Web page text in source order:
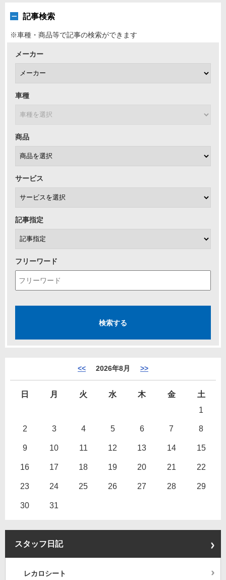
記事検索
※車種・商品等で記事の検索ができます
メーカー
車種
商品
サービス
記事指定
フリーワード
<< 2026年8月 >>
日 月 火 水 木 金
土
1
2 3 4 5 6 7 8
9 10 11 12 13 14 15
16 17 18 19 20 21 22
23 24 25 26 27 28 29
30 31
スタッフ日記
レカロシート